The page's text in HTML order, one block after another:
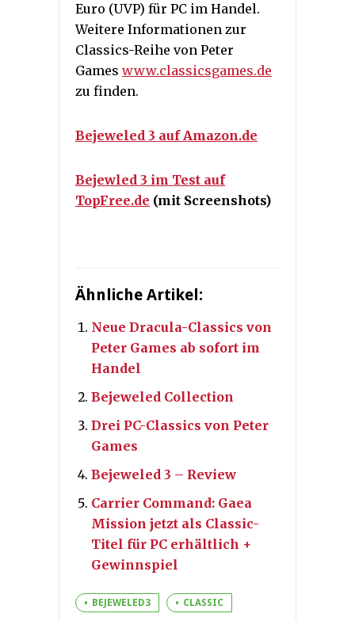
Euro (UVP) für PC im Handel.
Weitere Informationen zur
Classics-Reihe von Peter
Games www.classicsgames.de
zu finden.
Bejeweled 3 auf Amazon.de
Bejewled 3 im Test auf
TopFree.de (mit Screenshots)
Ähnliche Artikel:
Neue Dracula-Classics von
Peter Games ab sofort im
Handel
Bejeweled Collection
Drei PC-Classics von Peter
Games
Bejeweled 3 – Review
Carrier Command: Gaea
Mission jetzt als Classic-
Titel für PC erhältlich +
Gewinnspiel
BEJEWELED3 CLASSIC